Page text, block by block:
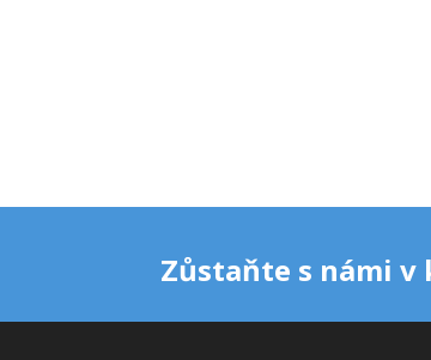
Zůstaňte s námi